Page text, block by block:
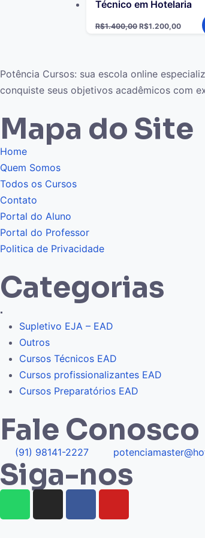
Técnico em Hotelaria
R$1.400,00 R$1.200,00
Potência Cursos: sua escola online
conquiste seus objetivos acadêmicos com
Mapa do Site
Home
Quem Somos
Todos os Cursos
Contato
Portal do Aluno
Portal do Professor
Politica de Privacidade
Categorias
.
Supletivo EJA – EAD
Outros
Cursos Técnicos EAD
Cursos profissionalizantes EAD
Cursos Preparatórios EAD
Fale Conosco
(91) 98141-2227
Siga-nos